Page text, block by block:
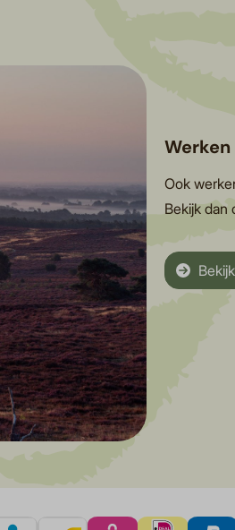
Ook
Bekijk dan